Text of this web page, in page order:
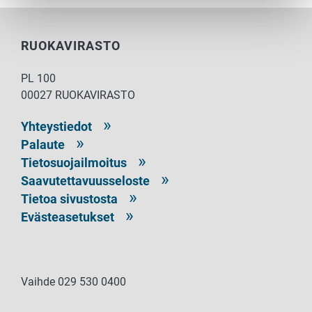
RUOKAVIRASTO
PL 100
00027 RUOKAVIRASTO
Yhteystiedot
Palaute
Tietosuojailmoitus
Saavutettavuusseloste
Tietoa sivustosta
Evästeasetukset
Vaihde 029 530 0400